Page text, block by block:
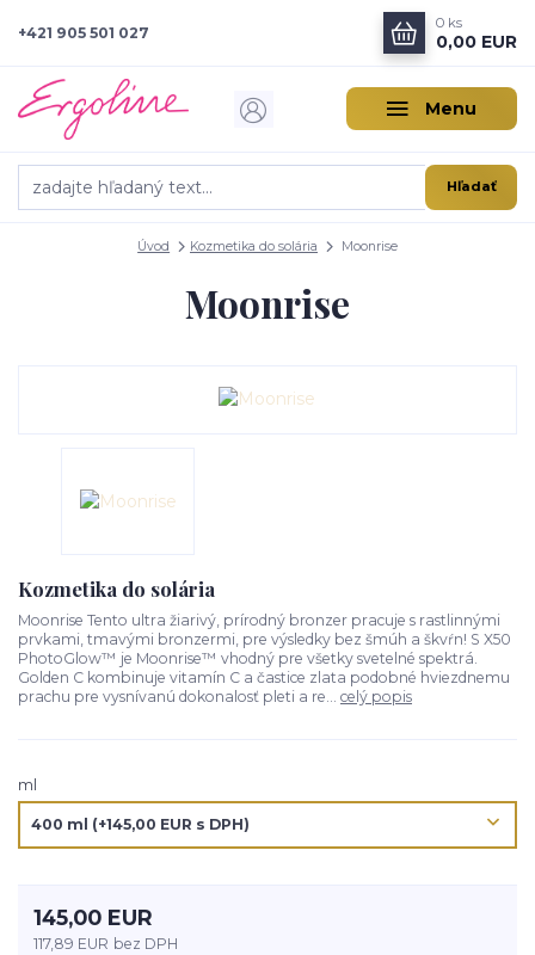
Menu
Hľadať
+421 905 501 027
0 ks
0,00 EUR
Úvod Kozmetika do solária Moonrise
Moonrise
Kozmetika do solária
Moonrise Tento ultra žiarivý, prírodný bronzer pracuje s rastlinnými
prvkami, tmavými bronzermi, pre výsledky bez šmúh a škvŕn! S X50
PhotoGlow™ je Moonrise™ vhodný pre všetky svetelné spektrá.
Golden C kombinuje vitamín C a častice zlata podobné hviezdnemu
prachu pre vysnívanú dokonalosť pleti a re... celý popis
ml
145,00 EUR
117,89 EUR bez DPH